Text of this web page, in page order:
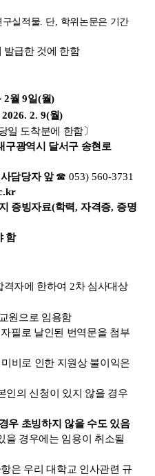
구실적물. 단, 학위논문은 기간
발급한 것에 한함
2월 9일(월)
2026. 2. 9(월)
일 도착분에 한함〕
구광역시 달서구 송현로
담당자 앞☎053) 560-3731
증빙자료(학력,자격증, 증명
함
격자에 한하여 2차 심사대상
원으로 임용함
필로 날인된 번역문을 첨부
비로 인한 지원상 불이익은
인의 신청이 있지 않을 경우
우 초빙하지 않을 수도 있음
을 경우에는 임용이 취소될
은 우리 대학교 인사관련 규